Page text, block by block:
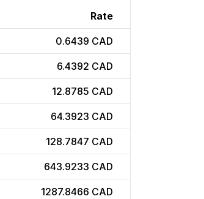
Rate
0.6439 CAD
6.4392 CAD
12.8785 CAD
64.3923 CAD
128.7847 CAD
643.9233 CAD
1287.8466 CAD